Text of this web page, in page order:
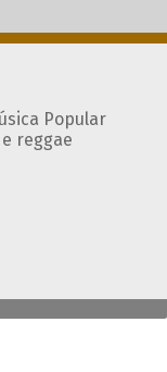
Popular
reggae